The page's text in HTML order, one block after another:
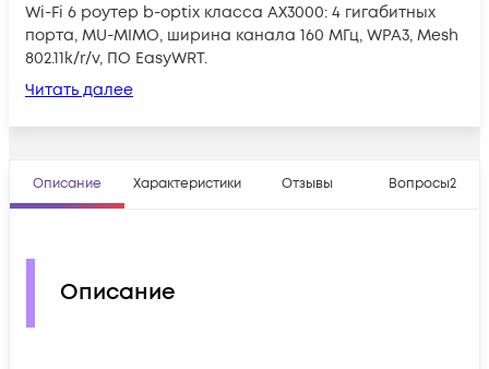
Wi-Fi 6 роутер b-optix класса AX3000: 4 гигабитных
порта, MU-MIMO, ширина канала 160 МГц, WPA3, Mesh
802.11k/r/v, ПО EasyWRT.
Читать далее
Описание Характеристики Отзывы Вопросы2
Описание